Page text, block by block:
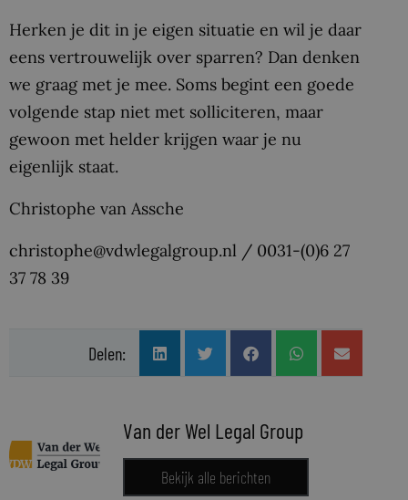
Herken je dit in je eigen situatie en wil je daar
eens vertrouwelijk over sparren? Dan denken
we graag met je mee. Soms begint een goede
volgende stap niet met solliciteren, maar
gewoon met helder krijgen waar je nu
eigenlijk staat.
Christophe van Assche
christophe@vdwlegalgroup.nl / 0031-(0)6 27
37 78 39
Delen:
Van der Wel Legal Group
Bekijk alle berichten